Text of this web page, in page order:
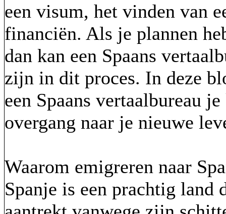
een visum, het vinden van
financiën. Als je plannen
dan kan een Spaans
zijn in dit proces. In deze
een Spaans vertaalbureau
overgang naar je nieuwe
Waarom emigreren naar
Spanje is een prachtig land